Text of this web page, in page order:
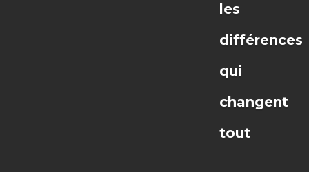
les
différences
qui
changent
tout